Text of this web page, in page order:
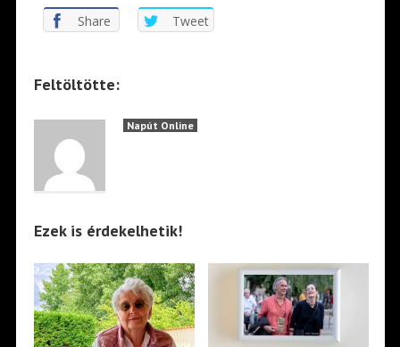
Share Tweet
Feltöltötte:
Napút Online
Ezek is érdekelhetik!